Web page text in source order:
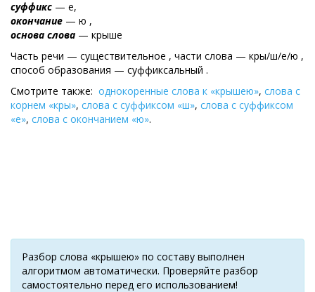
суффикс — е,
окончание — ю ,
основа слова — крыше
Часть речи — существительное , части слова — кры/ш/е/ю ,
cпособ образования — суффиксальный .
Смотрите также: однокоренные слова к «крышею», слова с
корнем «кры», слова с суффиксом «ш», слова с суффиксом
«е», слова с окончанием «ю».
Разбор слова «крышею» по составу выполнен
алгоритмом автоматически. Проверяйте разбор
самостоятельно перед его использованием!